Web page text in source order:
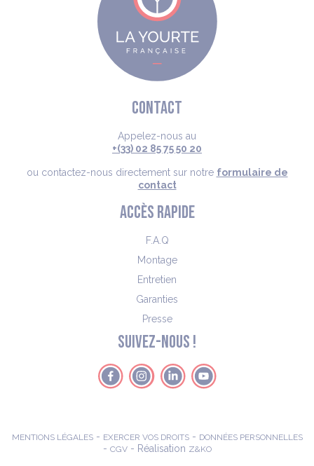
CONTACT
Appelez-nous au
+(33) 02 85 75 50 20
ou contactez-nous directement sur notre formulaire de
contact
ACCÈS RAPIDE
F.A.Q
Montage
Entretien
Garanties
Presse
SUIVEZ-NOUS !
MENTIONS LÉGALES- EXERCER VOS DROITS- DONNÉES PERSONNELLES
- CGV- Réalisation Z&KO